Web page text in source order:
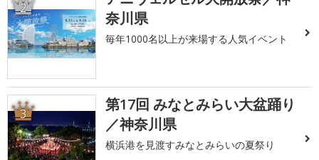
2
奈川県
毎年1000名以上が来場する人気イベント
3
第17回 みなとみらい大盆踊り
／神奈川県
横浜港を見渡すみなとみらいの夏祭り